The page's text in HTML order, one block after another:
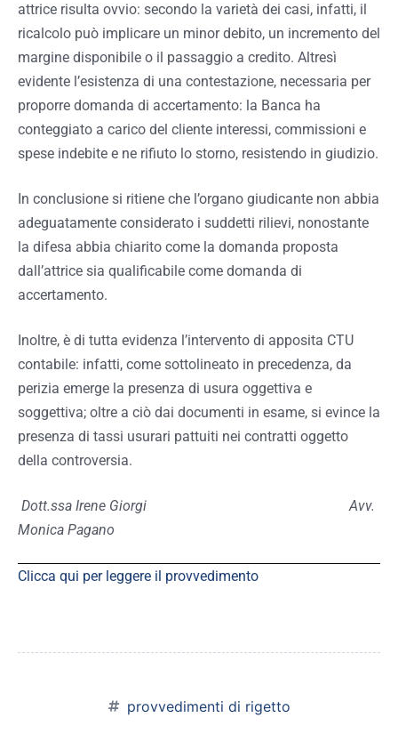
attrice risulta ovvio: secondo la varietà dei casi, infatti, il
ricalcolo può implicare un minor debito, un incremento del
margine disponibile o il passaggio a credito. Altresì
evidente l’esistenza di una contestazione, necessaria per
proporre domanda di accertamento: la Banca ha
conteggiato a carico del cliente interessi, commissioni e
spese indebite e ne rifiuto lo storno, resistendo in giudizio.
In conclusione si ritiene che l’organo giudicante non abbia
adeguatamente considerato i suddetti rilievi, nonostante
la difesa abbia chiarito come la domanda proposta
dall’attrice sia qualificabile come domanda di
accertamento.
Inoltre, è di tutta evidenza l’intervento di apposita CTU
contabile: infatti, come sottolineato in precedenza, da
perizia emerge la presenza di usura oggettiva e
soggettiva; oltre a ciò dai documenti in esame, si evince la
presenza di tassi usurari pattuiti nei contratti oggetto
della controversia.
Dott.ssa Irene Giorgi Avv.
Monica Pagano
Clicca qui per leggere il provvedimento
provvedimenti di rigetto